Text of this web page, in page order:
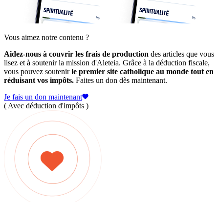
Vous aimez notre contenu ?
Aidez-nous à couvrir les frais de production des articles que vous
lisez et à soutenir la mission d'Aleteia. Grâce à la déduction fiscale,
vous pouvez soutenirle premier site catholique au monde tout en
réduisant vos impôts. Faites un don dès maintenant.
Je fais un don maintenant
( Avec déduction d'impôts )